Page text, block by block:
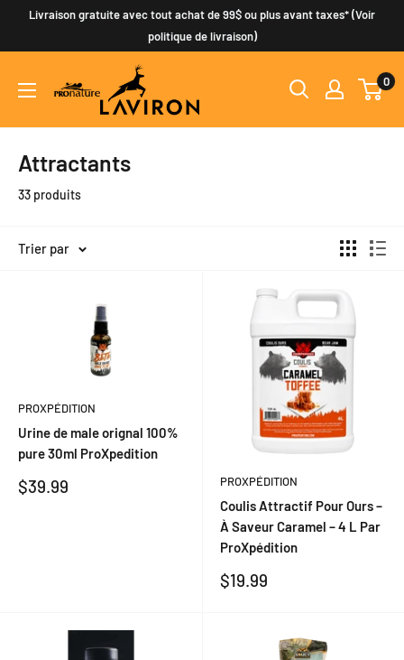
PasserLivraison gratuite avec tout achat de 99$ ou plus avant taxes* (Voir
politique de livraison)
0
Attractants
33 produits
Trier par
PROXPÉDITION
Urine de male orignal 100%
pure 30ml ProXpedition
Prix
$39.99 PROXPÉDITION
Coulis Attractif Pour Ours –
À Saveur Caramel – 4 L Par
ProXpédition
Prix
$19.99